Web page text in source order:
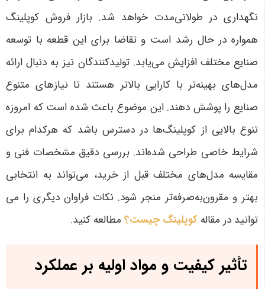
نگهداری در طولانی‌مدت خواهد شد. بازار فروش کوپلینگ
همواره در حال رشد است و تقاضا برای این قطعه با توسعه
صنایع مختلف افزایش می‌یابد. تولیدکنندگان نیز به دنبال ارائه
مدل‌های بهینه‌تر با کارایی بالاتر هستند تا نیازهای متنوع
صنایع را پوشش دهند. این موضوع باعث شده است که امروزه
تنوع بالایی از کوپلینگ‌ها در دسترس باشد که هرکدام برای
شرایط خاصی طراحی شده‌اند. بررسی دقیق مشخصات فنی و
مقایسه مدل‌های مختلف قبل از خرید، می‌تواند به انتخابی
بهتر و مقرون‌به‌صرفه‌تر منجر شود. نکات فراوان دیگری را می
توانید در مقاله کوپلینگ چیست؟ مطالعه کنید.
تأثیر کیفیت و مواد اولیه بر عملکرد